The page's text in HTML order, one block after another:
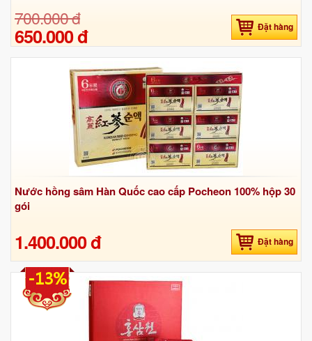
700.000 đ
650.000 đ Đặt hàng
Nước hồng sâm Hàn Quốc cao cấp Pocheon 100% hộp 30
gói
1.400.000 đ Đặt hàng
-13%